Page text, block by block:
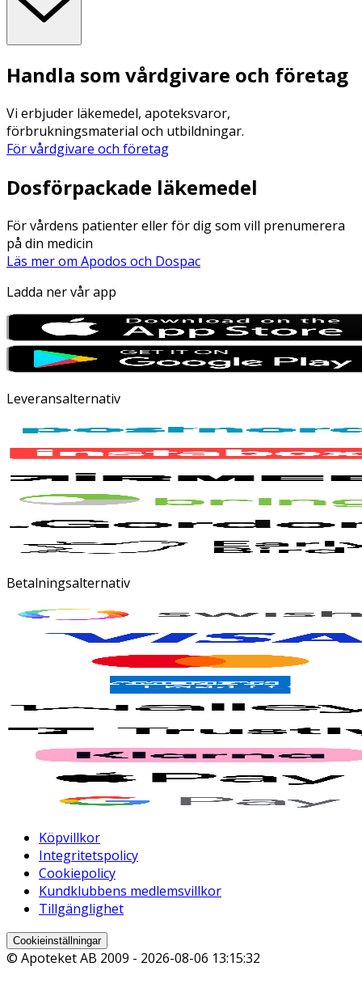
Handla som vårdgivare och företag
Vi erbjuder läkemedel, apoteksvaror,
förbrukningsmaterial och utbildningar.
För vårdgivare och företag
Dosförpackade läkemedel
För vårdens patienter eller för dig som vill prenumerera
på din medicin
Läs mer om Apodos och Dospac
Ladda ner vår app
Leveransalternativ
Betalningsalternativ
Köpvillkor
Integritetspolicy
Cookiepolicy
Kundklubbens medlemsvillkor
Tillgänglighet
Cookieinställningar
© Apoteket AB 2009 - 2026-08-06 13:15:32